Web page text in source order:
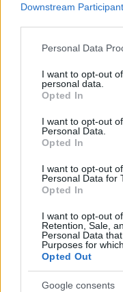
Downstream
Please note that this
not limited to your visit
grant or deny consent
use your data for
consent section.
Personal Data
I want to opt-out
personal data.
Opted In
I want to opt-out
Personal Data.
Opted In
I want to opt-out
Personal Data for
Opted In
I want to opt-out
Retention, Sale,
Personal Data
Purposes for
Opted Out
Google consents
Sigue leyendo
NATURALEZA